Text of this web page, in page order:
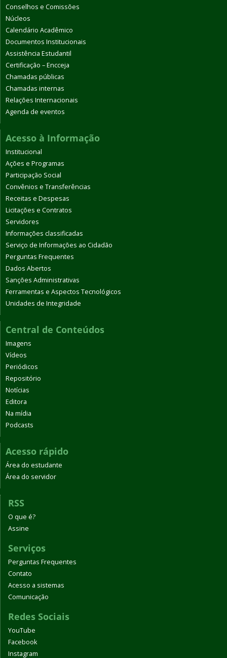
Conselhos e Comissões
Núcleos
Calendário Acadêmico
Documentos Institucionais
Assistência Estudantil
Certificação – Encceja
Chamadas públicas
Chamadas internas
Relações Internacionais
Agenda de eventos
Acesso à Informação
Institucional
Ações e Programas
Participação Social
Convênios e Transferências
Receitas e Despesas
Licitações e Contratos
Servidores
Informações classificadas
Serviço de Informações ao Cidadão
Perguntas Frequentes
Dados Abertos
Sanções Administrativas
Ferramentas e Aspectos Tecnológicos
Unidades de Integridade
Central de Conteúdos
Imagens
Vídeos
Periódicos
Repositório
Notícias
Editora
Na mídia
Podcasts
Acesso rápido
Área do estudante
Área do servidor
RSS
O que é?
Assine
Serviços
Perguntas Frequentes
Contato
Acesso a sistemas
Comunicação
Redes Sociais
YouTube
Facebook
Instagram